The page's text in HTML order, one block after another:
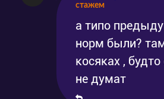
стажем
а типо
норм были?
косяках ,
не думат